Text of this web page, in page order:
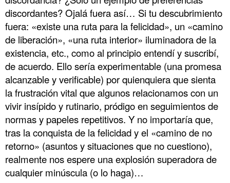
discordantes? Ojalá fuera así… Si tu descubrimiento
fuera: «existe una ruta para la felicidad», un «camino
de liberación», «una ruta interior» iluminadora de la
existencia, etc., como al principio entendí y suscribí,
de acuerdo. Ello sería experimentable (una promesa
alcanzable y verificable) por quienquiera que sienta
la frustración vital que algunos relacionamos con un
vivir insípido y rutinario, pródigo en seguimientos de
normas y papeles repetitivos. Y no importaría que,
tras la conquista de la felicidad y el «camino de no
retorno» (asuntos y situaciones que no cuestiono),
realmente nos espere una explosión superadora de
cualquier minúscula (o lo haga)…